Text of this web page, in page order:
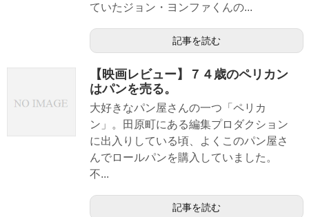
ていたジョン・ヨンファくんの...
記事を読む
【映画レビュー】７４歳のペリカン
はパンを売る。
大好きなパン屋さんの一つ「ペリカ
ン」。田原町にある編集プロダクション
に出入りしている頃、よくこのパン屋さ
んでロールパンを購入していました。
不...
記事を読む